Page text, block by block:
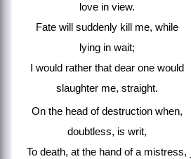
love in view.
Fate will suddenly kill me, while
lying in wait;
I would rather that dear one would
slaughter me, straight.
On the head of destruction when,
doubtless, is writ,
To death, at the hand of a mistress,